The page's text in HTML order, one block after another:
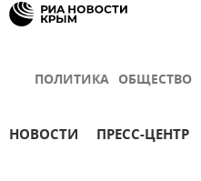
ПОЛИТИКА ОБЩЕСТВО
НОВОСТИ ПРЕСС-ЦЕНТР